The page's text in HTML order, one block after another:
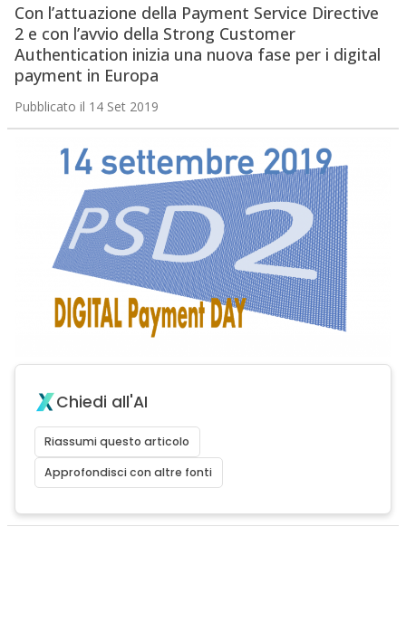
Con l’attuazione della Payment Service Directive
2 e con l’avvio della Strong Customer
Authentication inizia una nuova fase per i digital
payment in Europa
Pubblicato il 14 Set 2019
Chiedi all'AI
Riassumi questo articolo
Approfondisci con altre fonti